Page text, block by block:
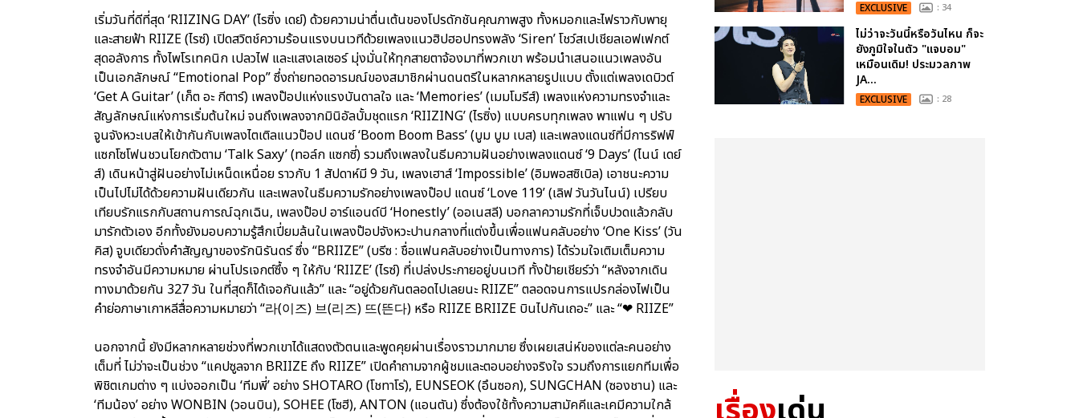
เริ่มวันที่ดีที่สุด ‘RIIZING DAY’ (ไรซิ่ง เดย์) ด้วยความน่าตื่นเต้นของโปรดักชันคุณภาพสูง ทั้งหมอกและไฟราวกับพายุ
และสายฟ้า RIIZE (ไรซ์) เปิดสวิตช์ความร้อนแรงบนเวทีด้วยเพลงแนวฮิปฮอปทรงพลัง ‘Siren’ โชว์สเปเชียลเอฟเฟกต์
สุดอลังการ ทั้งไพโรเทคนิก เปลวไฟ และแสงเลเซอร์ มุ่งมั่นให้ทุกสายตาจ้องมาที่พวกเขา พร้อมนำเสนอแนวเพลงอัน
เป็นเอกลักษณ์ “Emotional Pop” ซึ่งถ่ายทอดอารมณ์ของสมาชิกผ่านดนตรีในหลากหลายรูปแบบ ตั้งแต่เพลงเดบิวต์
‘Get A Guitar’ (เก็ต อะ กีตาร์) เพลงป๊อปแห่งแรงบันดาลใจ และ ‘Memories’ (เมมโมรีส์) เพลงแห่งความทรงจำและ
สัญลักษณ์แห่งการเริ่มต้นใหม่ จนถึงเพลงจากมินิอัลบั้มชุดแรก ‘RIIZING’ (ไรซิ่ง) แบบครบทุกเพลง พาแฟน ๆ ปรับ
จูนจังหวะเบสให้เข้ากันกับเพลงไตเติลแนวป๊อป แดนซ์ ‘Boom Boom Bass’ (บูม บูม เบส) และเพลงแดนซ์ที่มีการริฟฟ์
แซกโซโฟนชวนโยกตัวตาม ‘Talk Saxy’ (ทอล์ก แซกซี่) รวมถึงเพลงในธีมความฝันอย่างเพลงแดนซ์ ‘9 Days’ (ไนน์ เดย์
ส์) เดินหน้าสู่ฝันอย่างไม่เหน็ดเหนื่อย ราวกับ 1 สัปดาห์มี 9 วัน, เพลงเฮาส์ ‘Impossible’ (อิมพอสซิเบิล) เอาชนะความ
เป็นไปไม่ได้ด้วยความฝันเดียวกัน และเพลงในธีมความรักอย่างเพลงป๊อป แดนซ์ ‘Love 119’ (เลิฟ วันวันไนน์) เปรียบ
เทียบรักแรกกับสถานการณ์ฉุกเฉิน, เพลงป๊อป อาร์แอนด์บี ‘Honestly’ (ออเนสลี) บอกลาความรักที่เจ็บปวดแล้วกลับ
มารักตัวเอง อีกทั้งยังมอบความรู้สึกเปี่ยมล้นในเพลงป๊อปจังหวะปานกลางที่แต่งขึ้นเพื่อแฟนคลับอย่าง ‘One Kiss’ (วัน
คิส) จูบเดียวดั่งคำสัญญาของรักนิรันดร์ ซึ่ง “BRIIZE” (บรีซ : ชื่อแฟนคลับอย่างเป็นทางการ) ได้ร่วมใจเติมเต็มความ
ทรงจำอันมีความหมาย ผ่านโปรเจกต์ซึ้ง ๆ ให้กับ ‘RIIZE’ (ไรซ์) ที่เปล่งประกายอยู่บนเวที ทั้งป้ายเชียร์ว่า “หลังจากเดิน
ทางมาด้วยกัน 327 วัน ในที่สุดก็ได้เจอกันแล้ว” และ “อยู่ด้วยกันตลอดไปเลยนะ RIIZE” ตลอดจนการแปรกล่องไฟเป็น
คำย่อภาษาเกาหลีสื่อความหมายว่า “라(이즈) 브(리즈) 뜨(뜬다) หรือ RIIZE BRIIZE บินไปกันเถอะ” และ “❤ RIIZE”
นอกจากนี้ ยังมีหลากหลายช่วงที่พวกเขาได้แสดงตัวตนและพูดคุยผ่านเรื่องราวมากมาย ซึ่งเผยเสน่ห์ของแต่ละคนอย่าง
เต็มที่ ไม่ว่าจะเป็นช่วง “แคปซูลจาก BRIIZE ถึง RIIZE” เปิดคำถามจากผู้ชมและตอบอย่างจริงใจ รวมถึงการแยกทีมเพื่อ
พิชิตเกมต่าง ๆ แบ่งออกเป็น ‘ทีมพี่’ อย่าง SHOTARO (โชทาโร่), EUNSEOK (อึนซอก), SUNGCHAN (ซองชาน) และ
‘ทีมน้อง’ อย่าง WONBIN (วอนบิน), SOHEE (โซฮี), ANTON (แอนตัน) ซึ่งต้องใช้ทั้งความสามัคคีและเคมีความใกล้
EXCLUSIVE : 34
ไม่ว่าจะวันนี้หรือวันไหน ก็จะ
ยังภูมิใจในตัว "แจบอม"
เหมือนเดิม! ประมวลภาพ
JA...
EXCLUSIVE : 28